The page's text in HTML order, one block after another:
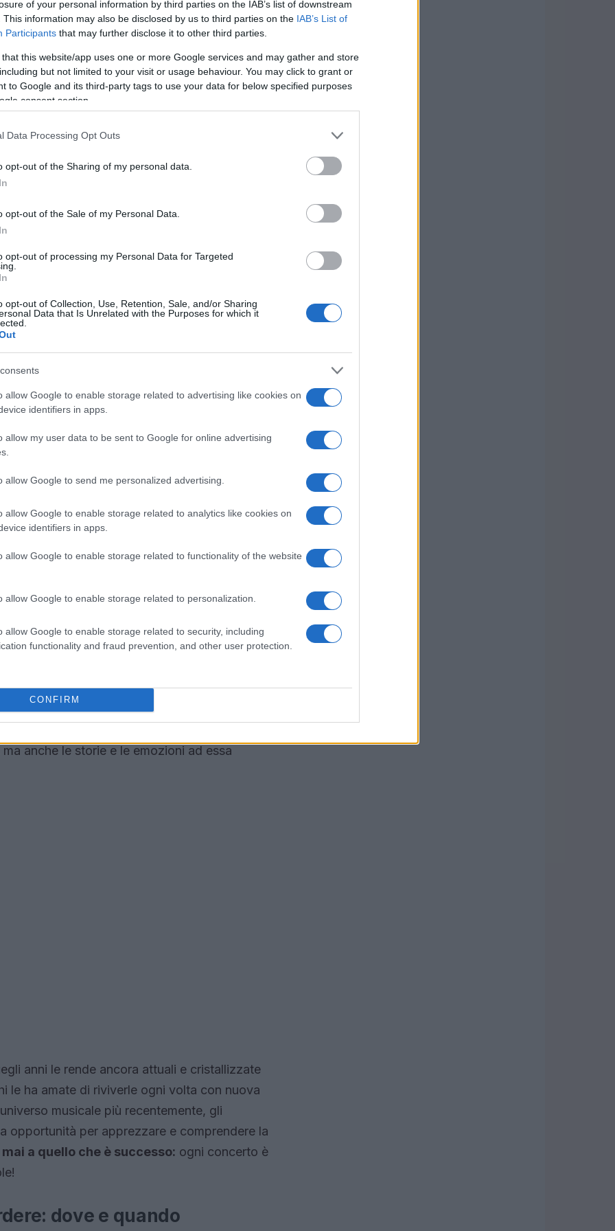
of your personal information by third parties on the IAB’s list of downstream
This information may also be disclosed by us to third parties on the IAB’s List of
Participants that may further disclose it to other third parties.
that this website/app uses one or more Google services and may gather and store
but not limited to your visit or usage behaviour. You may click to grant or
to Google and its third-party tags to use your data for below specified purposes
consent section.
Data Processing Opt Outs
opt-out of the Sharing of my personal data.
opt-out of the Sale of my Personal Data.
opt-out of processing my Personal Data for Targeted
opt-out of Collection, Use, Retention, Sale, and/or Sharing
Data that Is Unrelated with the Purposes for which it
allow Google to enable storage related to advertising like cookies on
identifiers in apps.
allow my user data to be sent to Google for online advertising
allow Google to send me personalized advertising.
allow Google to enable storage related to analytics like cookies on
identifiers in apps.
allow Google to enable storage related to functionality of the website
allow Google to enable storage related to personalization.
allow Google to enable storage related to security, including
functionality and fraud prevention, and other user protection.
CONFIRM
un concerto indimenticabile
da artisti di grande esperienza, ognuno
ogni performance. La potente voce di
e incantare, mentre i musicisti Massimo
Di Ruscio (piano e organo) e Claudio
Ogni esibizione è un viaggio sonoro che
fino ai brani iconici degli anni ’60 e ’70,
che ha segnato la storia della musica italiana.
la capacità del gruppo di reinterpretare i
senza mai perdere di vista il rispetto per le
grazie alla scelta di brani variabili e a
l’attenzione del pubblico.La numero 4 ti
ogni esibizione!
qualità degli arrangiamenti
Martinelli Quartet è come riscoprire una
riporta indietro nel tempo, evocando
anni, riascoltare i brani diLucio Battistie
e proprio regalo per l’anima. La band
trasformando ogni canzone in un viaggio
anche le storie e le emozioni ad essa
anni le rende ancora attuali e cristallizzate
le ha amate di riviverle ogni volta con nuova
musicale più recentemente, gli
opportunità per apprezzare e comprendere la
a quello che è successo: ogni concerto è
dove e quando